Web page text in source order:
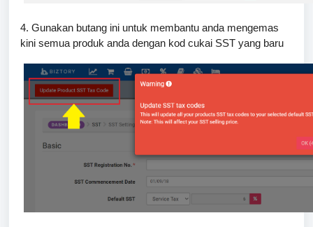
4. Gunakan butang ini untuk membantu anda mengemas
kini semua produk anda dengan kod cukai SST yang baru